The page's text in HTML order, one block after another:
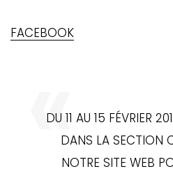
FACEBOOK
DU 11 AU 15 FÉVRIER
DANS LA SECTION
NOTRE SITE WEB